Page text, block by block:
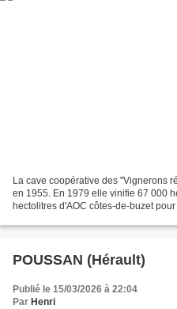
La cave coopérative des "Vignerons
en 1955. En 1979 elle vinifie 67 000
hectolitres d'AOC côtes-de-buzet
POUSSAN (Hérault)
Publié le 15/03/2026 à 22:04
Par Henri